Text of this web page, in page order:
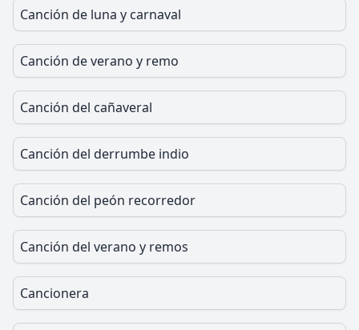
Canción de luna y carnaval
Canción de verano y remo
Canción del cañaveral
Canción del derrumbe indio
Canción del peón recorredor
Canción del verano y remos
Cancionera